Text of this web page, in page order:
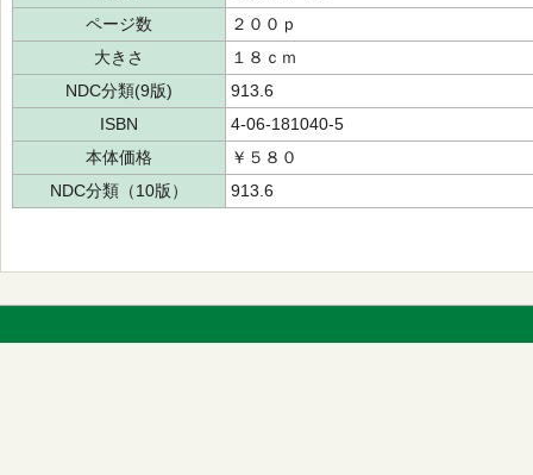
ページ数
２００ｐ
大きさ
１８ｃｍ
NDC分類(9版)
913.6
ISBN
4-06-181040-5
本体価格
￥５８０
NDC分類（10版）
913.6